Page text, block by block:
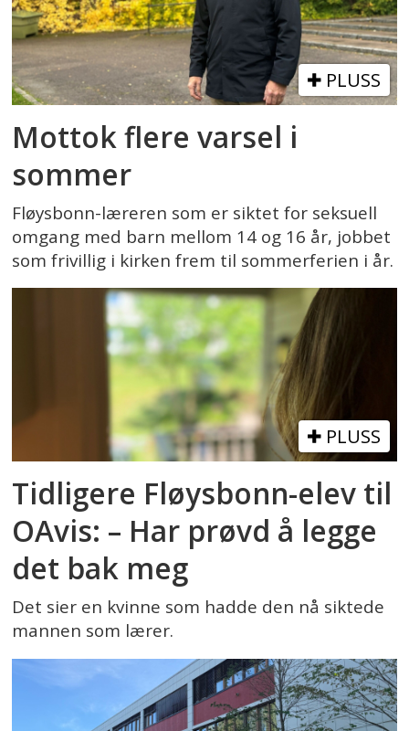
PLUSS
Mottok flere varsel i
sommer
Fløysbonn-læreren som er siktet for seksuell
omgang med barn mellom 14 og 16 år, jobbet
som frivillig i kirken frem til sommerferien i år.
PLUSS
Tidligere Fløysbonn-elev til
OAvis: – Har prøvd å legge
det bak meg
Det sier en kvinne som hadde den nå siktede
mannen som lærer.